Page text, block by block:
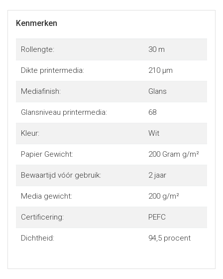
door een nieuwe variant. Deze nieuwe photo papers
Al deze Canon Photo papieren zijn uiteraard geschikt voor
van dye of gepigmenteerde inkten. Door de instant dry
Kenmerken
Rollengte: 30 m
Dikte printermedia: 210 µm
Mediafinish: Glans
Glansniveau printermedia: 68
Kleur: Wit
Papier Gewicht: 200 Gram g/m²
Bewaartijd vóór gebruik: 2 jaar
Media gewicht: 200 g/m²
Certificering: PEFC
Dichtheid: 94,5 procent